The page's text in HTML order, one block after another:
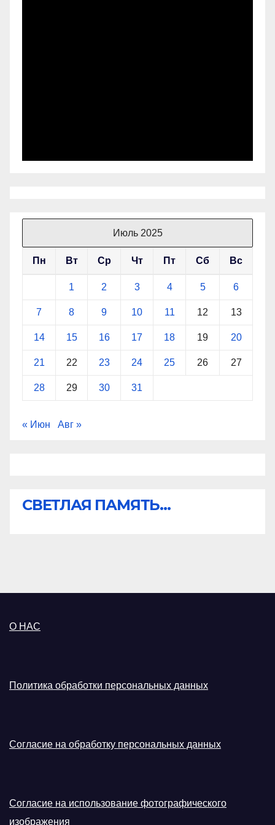
Июль 2025
Пн Вт Ср Чт Пт Сб Вс
1 2 3 4 5 6
7 8 9 10 11 12 13
14 15 16 17 18 19 20
21 22 23 24 25 26 27
28 29 30 31
« Июн Авг »
СВЕТЛАЯ ПАМЯТЬ...
О НАС
Политика обработки персональных данных
Согласие на обработку персональных данных
Согласие на использование фотографического
изображения